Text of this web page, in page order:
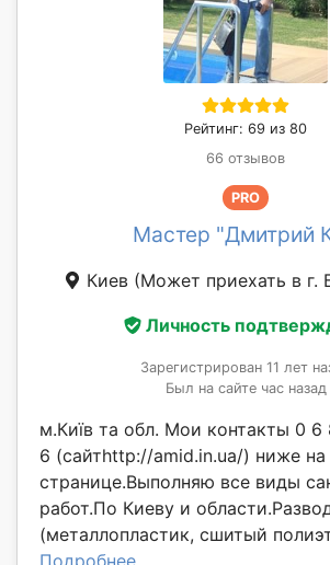
Рейтинг: 69 из 80
66 отзывов
PRO
Мастер "Дмитрий
Киев (Может приехать в г.
Личность
Зарегистрирован 11 лет
Был на сайте час назад
м.Київ та обл. Мои контакты 0
6 (сайтhttp://amid.in.ua/) ниже на
странице.Выполняю все виды
работ.По Киеву и
(металлопластик, сшитый